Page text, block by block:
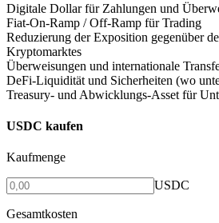
Digitale Dollar für Zahlungen und
Fiat-On-Ramp / Off-Ramp für Trading
Reduzierung der Exposition gegenüber
Kryptomarktes
Überweisungen und internationale
DeFi-Liquidität und Sicherheiten (wo
Treasury- und Abwicklungs-Asset für
USDC kaufen
Kaufmenge
USDC
Gesamtkosten